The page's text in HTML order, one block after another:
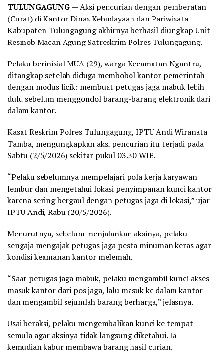
TULUNGAGUNG— Aksi pencurian dengan pemberatan
(Curat) di Kantor Dinas Kebudayaan dan Pariwisata
Kabupaten Tulungagung akhirnya berhasil diungkap Unit
Resmob Macan Agung Satreskrim Polres Tulungagung.
Pelaku berinisial MUA (29), warga Kecamatan Ngantru,
ditangkap setelah diduga membobol kantor pemerintah
dengan modus licik: membuat petugas jaga mabuk lebih
dulu sebelum menggondol barang-barang elektronik dari
dalam kantor.
Kasat Reskrim Polres Tulungagung, IPTU Andi Wiranata
Tamba, mengungkapkan aksi pencurian itu terjadi pada
Sabtu (2/5/2026) sekitar pukul 03.30 WIB.
“Pelaku sebelumnya mempelajari pola kerja karyawan
lembur dan mengetahui lokasi penyimpanan kunci kantor
karena sering bergaul dengan petugas jaga di lokasi,” ujar
IPTU Andi, Rabu (20/5/2026).
Menurutnya, sebelum menjalankan aksinya, pelaku
sengaja mengajak petugas jaga pesta minuman keras agar
kondisi keamanan kantor melemah.
“Saat petugas jaga mabuk, pelaku mengambil kunci akses
masuk kantor dari pos jaga, lalu masuk ke dalam kantor
dan mengambil sejumlah barang berharga,” jelasnya.
Usai beraksi, pelaku mengembalikan kunci ke tempat
semula agar aksinya tidak langsung diketahui. Ia
kemudian kabur membawa barang hasil curian.